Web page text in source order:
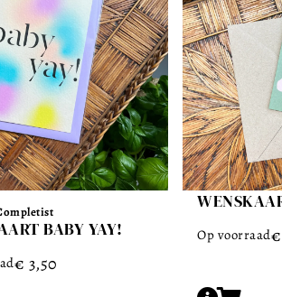
BABY YAY!
€ 3,50
Op voorraad€